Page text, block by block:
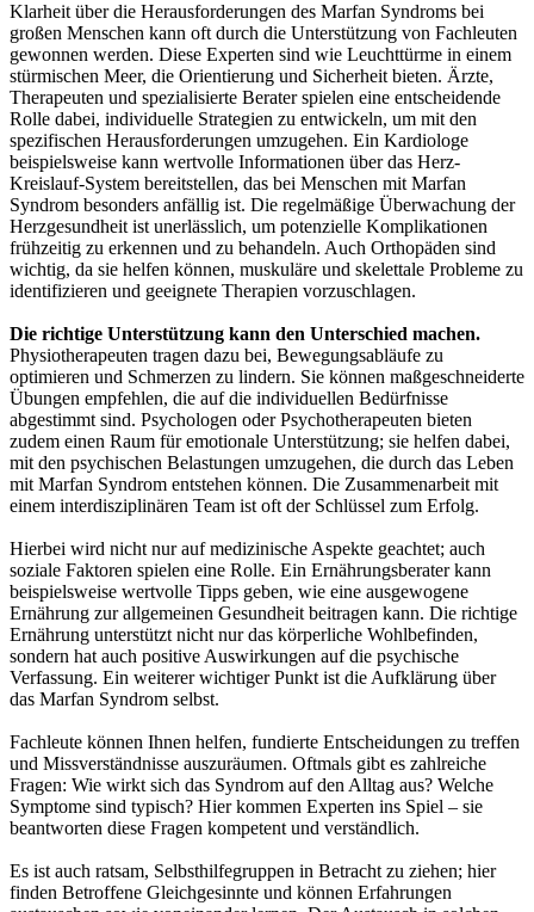
Klarheit über die Herausforderungen des Marfan Syndroms bei
großen Menschen kann oft durch die Unterstützung von Fachleuten
gewonnen werden. Diese Experten sind wie Leuchttürme in einem
stürmischen Meer, die Orientierung und Sicherheit bieten. Ärzte,
Therapeuten und spezialisierte Berater spielen eine entscheidende
Rolle dabei, individuelle Strategien zu entwickeln, um mit den
spezifischen Herausforderungen umzugehen. Ein Kardiologe
beispielsweise kann wertvolle Informationen über das Herz-
Kreislauf-System bereitstellen, das bei Menschen mit Marfan
Syndrom besonders anfällig ist. Die regelmäßige Überwachung der
Herzgesundheit ist unerlässlich, um potenzielle Komplikationen
frühzeitig zu erkennen und zu behandeln. Auch Orthopäden sind
wichtig, da sie helfen können, muskuläre und skelettale Probleme zu
identifizieren und geeignete Therapien vorzuschlagen.
Die richtige Unterstützung kann den Unterschied machen.
Physiotherapeuten tragen dazu bei, Bewegungsabläufe zu
optimieren und Schmerzen zu lindern. Sie können maßgeschneiderte
Übungen empfehlen, die auf die individuellen Bedürfnisse
abgestimmt sind. Psychologen oder Psychotherapeuten bieten
zudem einen Raum für emotionale Unterstützung; sie helfen dabei,
mit den psychischen Belastungen umzugehen, die durch das Leben
mit Marfan Syndrom entstehen können. Die Zusammenarbeit mit
einem interdisziplinären Team ist oft der Schlüssel zum Erfolg.
Hierbei wird nicht nur auf medizinische Aspekte geachtet; auch
soziale Faktoren spielen eine Rolle. Ein Ernährungsberater kann
beispielsweise wertvolle Tipps geben, wie eine ausgewogene
Ernährung zur allgemeinen Gesundheit beitragen kann. Die richtige
Ernährung unterstützt nicht nur das körperliche Wohlbefinden,
sondern hat auch positive Auswirkungen auf die psychische
Verfassung. Ein weiterer wichtiger Punkt ist die Aufklärung über
das Marfan Syndrom selbst.
Fachleute können Ihnen helfen, fundierte Entscheidungen zu treffen
und Missverständnisse auszuräumen. Oftmals gibt es zahlreiche
Fragen: Wie wirkt sich das Syndrom auf den Alltag aus? Welche
Symptome sind typisch? Hier kommen Experten ins Spiel – sie
beantworten diese Fragen kompetent und verständlich.
Es ist auch ratsam, Selbsthilfegruppen in Betracht zu ziehen; hier
finden Betroffene Gleichgesinnte und können Erfahrungen